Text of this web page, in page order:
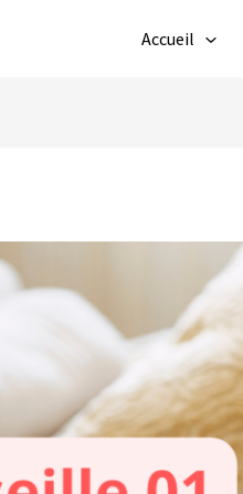
Accueil